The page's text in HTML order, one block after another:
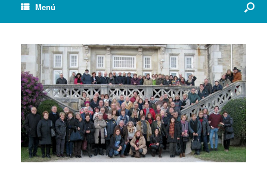
Menú